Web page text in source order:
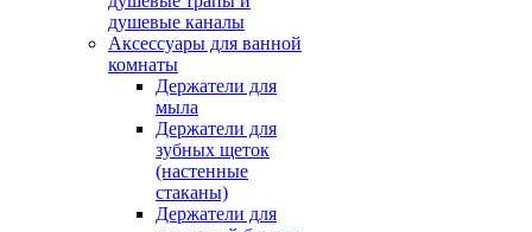
душевые каналы
Аксессуары для ванной
комнаты
Держатели для
мыла
Держатели для
зубных щеток
(настенные
стаканы)
Держатели для